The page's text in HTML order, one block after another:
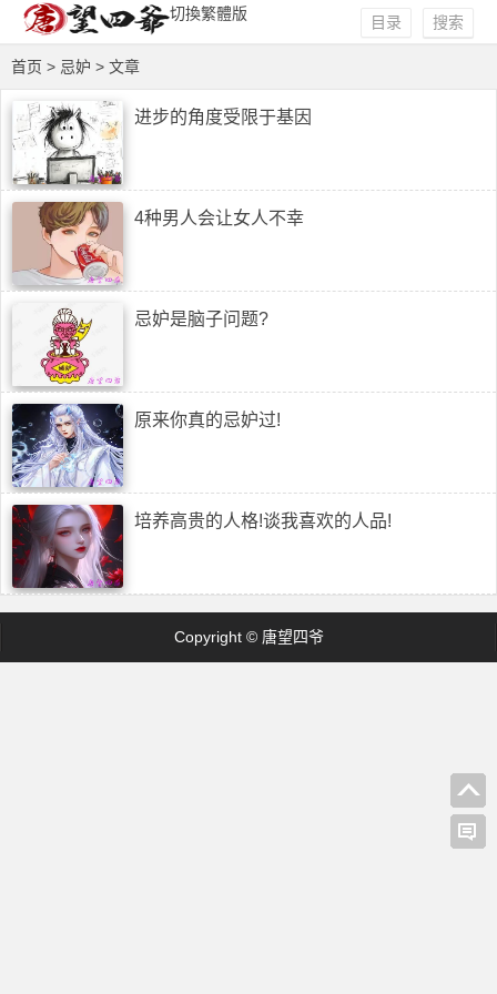
切換繁體版 搜索
目录
首页 > 忌妒 > 文章
进步的角度受限于基因
4种男人会让女人不幸
忌妒是脑子问题?
原来你真的忌妒过!
培养高贵的人格!谈我喜欢的人品!
Copyright © 唐望四爷